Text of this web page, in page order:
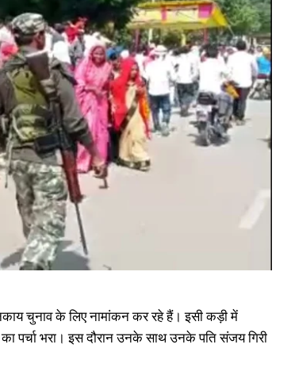
चुनाव के लिए नामांकन कर रहे हैं। इसी कड़ी में
पर्चा भरा। इस दौरान उनके साथ उनके पति संजय गिरी